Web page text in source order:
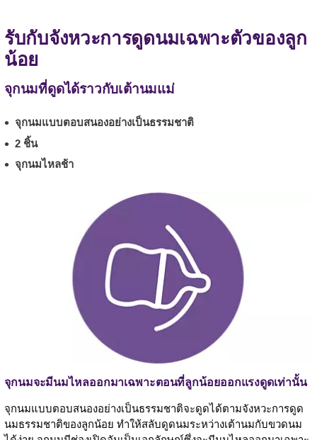
รับกับจังหวะการดูดนมเฉพาะตัวของลูก
น้อย
จุกนมที่ดูดได้ราวกับเต้านมแม่
จุกนมแบบตอบสนองอย่างเป็นธรรมชาติ
2 ชิ้น
จุกนมไหลช้า
จุกนมจะมีนมไหลออกมาเฉพาะตอนที่ลูกน้อยออกแรงดูดเท่านั้น
จุกนมแบบตอบสนองอย่างเป็นธรรมชาติจะดูดได้ตามจังหวะการดูด
นมธรรมชาติของลูกน้อย ทำให้สลับดูดนมระหว่างเต้านมกับขวดนม